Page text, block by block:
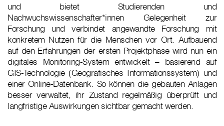
und bietet Studierenden und
Nachwuchswissenschafter*innen Gelegenheit zur
Forschung und verbindet angewandte Forschung mit
konkretem Nutzen für die Menschen vor Ort. Aufbauend
auf den Erfahrungen der ersten Projektphase wird nun ein
digitales Monitoring-System entwickelt – basierend auf
GIS-Technologie (Geografisches Informationssystem) und
einer Online-Datenbank. So können die gebauten Anlagen
besser verwaltet, ihr Zustand regelmäßig überprüft und
langfristige Auswirkungen sichtbar gemacht werden.